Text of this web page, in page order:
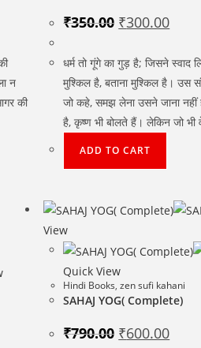
न
की
₹350.00 Original
price
₹300.00price
धर्म तो गूंगे का गुड़ है; जिसने स्वाद
मुश्किल है, बताना मुश्किल है। उस
जो कहे, समझ लेना उसने जाना नहीं
है, कृष्ण भी बोलते हैं। लेकिन जो भी
ADD TO CART
View
Quick View
Hindi Books,zen sufi kahani
SAHAJ YOG( Complete)
₹790.00 Original
price
₹600.00price